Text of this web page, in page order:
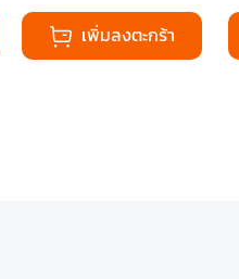
เพิ่มลงตะกร้า